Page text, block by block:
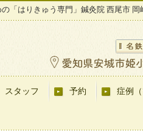
「はりきゅう専門」鍼灸院 西尾市 岡
スタッフ 予約 症例（